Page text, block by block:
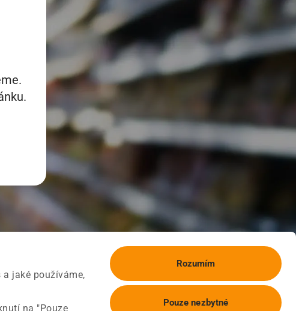
jaké používáme,
na "Pouze
Rozumím
Pouze nezbytné